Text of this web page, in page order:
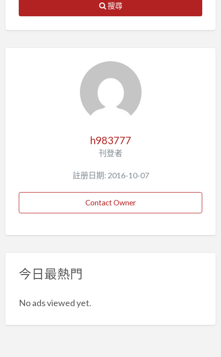
搜尋
h983777
刊登者
註册日期: 2016-10-07
Contact Owner
今日最熱門
No ads viewed yet.